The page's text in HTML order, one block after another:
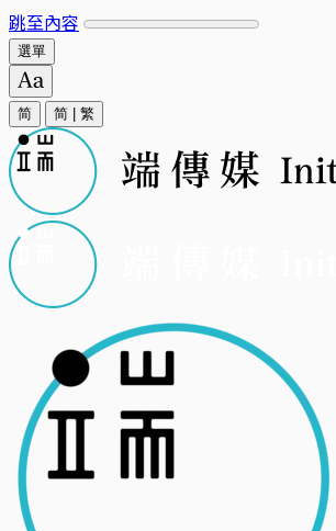
跳至內容
選單
简 简 繁